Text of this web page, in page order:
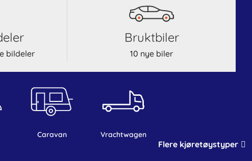
bildeler
bruktbiler
10 nye biler
caravan vrachtwagen
Flere kjøretøystyper